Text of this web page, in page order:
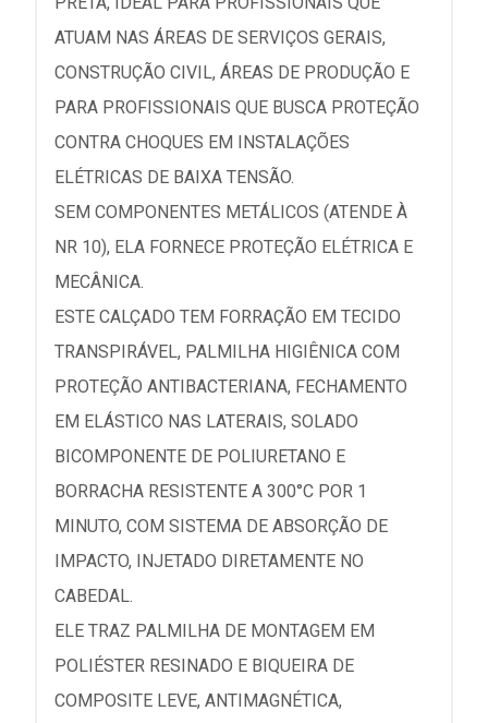
ATUAM NAS ÁREAS DE SERVIÇOS GERAIS,
CONSTRUÇÃO CIVIL, ÁREAS DE PRODUÇÃO E
PARA PROFISSIONAIS QUE BUSCA PROTEÇÃO
CONTRA CHOQUES EM INSTALAÇÕES
ELÉTRICAS DE BAIXA TENSÃO.
SEM COMPONENTES METÁLICOS (ATENDE À
NR 10), ELA FORNECE PROTEÇÃO ELÉTRICA E
MECÂNICA.
ESTE CALÇADO TEM FORRAÇÃO EM TECIDO
TRANSPIRÁVEL, PALMILHA HIGIÊNICA COM
PROTEÇÃO ANTIBACTERIANA, FECHAMENTO
EM ELÁSTICO NAS LATERAIS, SOLADO
BICOMPONENTE DE POLIURETANO E
BORRACHA RESISTENTE A 300°C POR 1
MINUTO, COM SISTEMA DE ABSORÇÃO DE
IMPACTO, INJETADO DIRETAMENTE NO
CABEDAL.
ELE TRAZ PALMILHA DE MONTAGEM EM
POLIÉSTER RESINADO E BIQUEIRA DE
COMPOSITE LEVE, ANTIMAGNÉTICA,